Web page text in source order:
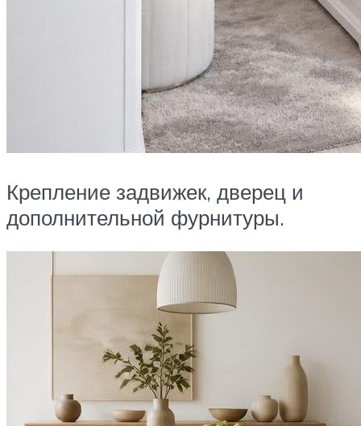
Крепление задвижек, дверец и
дополнительной фурнитуры.